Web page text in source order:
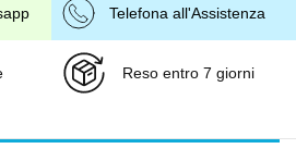
Telefona all'Assistenza
Reso entro 7 giorni